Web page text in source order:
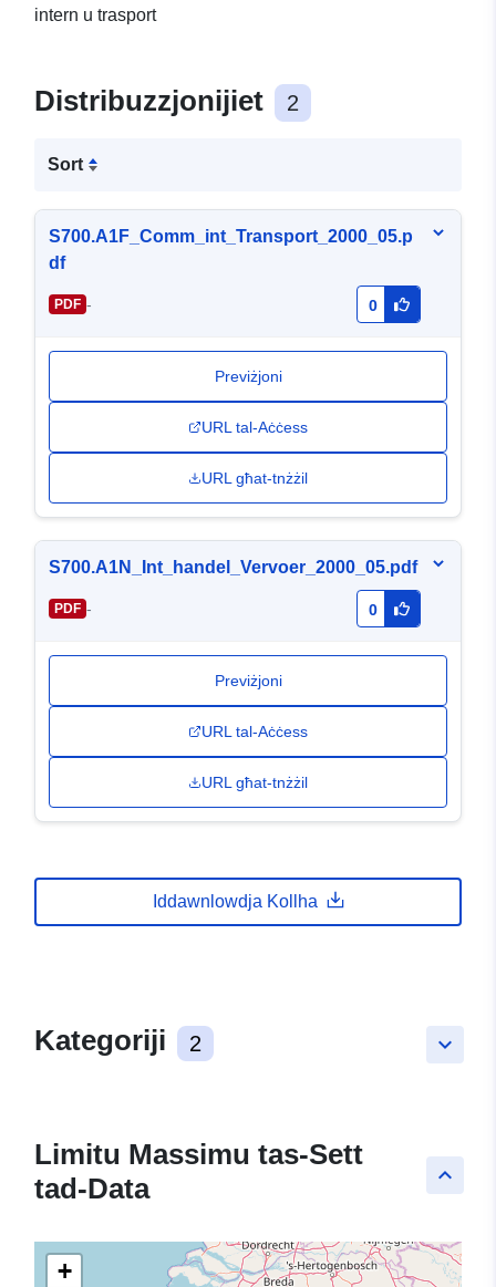
intern u trasport
Distribuzzjonijiet 2
Sort
S700.A1F_Comm_int_Transport_2000_05.p
df
PDF - 0
Previżjoni
URL tal-Aċċess
URL għat-tnżżil
S700.A1N_Int_handel_Vervoer_2000_05.pdf
PDF - 0
Previżjoni
URL tal-Aċċess
URL għat-tnżżil
Iddawnlowdja Kollha
keyboard_arrow_down
Kategoriji 2
keyboard_arrow_up
Limitu Massimu tas-Sett
tad-Data
+